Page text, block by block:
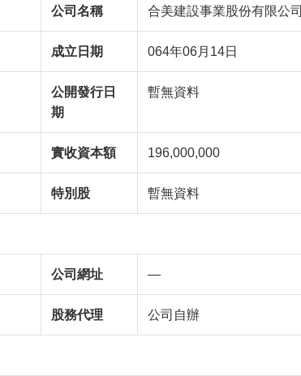
公司名稱 合美建設事業股份有限公司
成立日期 064年06月14日
公開發行日
期
暫無資料
實收資本額 196,000,000
特別股 暫無資料
公司網址 —
股務代理 公司自辦